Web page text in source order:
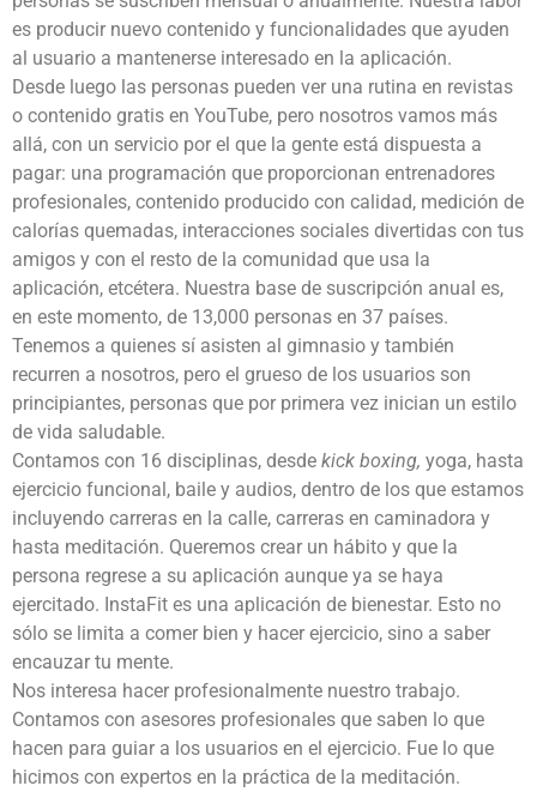
es producir nuevo contenido y funcionalidades que ayuden
al usuario a mantenerse interesado en la aplicación.
Desde luego las personas pueden ver una rutina en revistas
o contenido gratis en YouTube, pero nosotros vamos más
allá, con un servicio por el que la gente está dispuesta a
pagar: una programación que proporcionan entrenadores
profesionales, contenido producido con calidad, medición de
calorías quemadas, interacciones sociales divertidas con tus
amigos y con el resto de la comunidad que usa la
aplicación, etcétera. Nuestra base de suscripción anual es,
en este momento, de 13,000 personas en 37 países.
Tenemos a quienes sí asisten al gimnasio y también
recurren a nosotros, pero el grueso de los usuarios son
principiantes, personas que por primera vez inician un estilo
de vida saludable.
Contamos con 16 disciplinas, desde kick boxing, yoga, hasta
ejercicio funcional, baile y audios, dentro de los que estamos
incluyendo carreras en la calle, carreras en caminadora y
hasta meditación. Queremos crear un hábito y que la
persona regrese a su aplicación aunque ya se haya
ejercitado. InstaFit es una aplicación de bienestar. Esto no
sólo se limita a comer bien y hacer ejercicio, sino a saber
encauzar tu mente.
Nos interesa hacer profesionalmente nuestro trabajo.
Contamos con asesores profesionales que saben lo que
hacen para guiar a los usuarios en el ejercicio. Fue lo que
hicimos con expertos en la práctica de la meditación.